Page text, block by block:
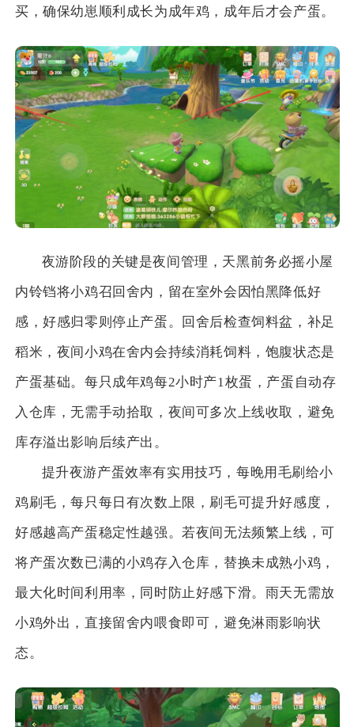
买，确保幼崽顺利成长为成年鸡，成年后才会产蛋。
夜游阶段的关键是夜间管理，天黑前务必摇小屋
内铃铛将小鸡召回舍内，留在室外会因怕黑降低好
感，好感归零则停止产蛋。回舍后检查饲料盆，补足
稻米，夜间小鸡在舍内会持续消耗饲料，饱腹状态是
产蛋基础。每只成年鸡每2小时产1枚蛋，产蛋自动存
入仓库，无需手动拾取，夜间可多次上线收取，避免
库存溢出影响后续产出。
提升夜游产蛋效率有实用技巧，每晚用毛刷给小
鸡刷毛，每只每日有次数上限，刷毛可提升好感度，
好感越高产蛋稳定性越强。若夜间无法频繁上线，可
将产蛋次数已满的小鸡存入仓库，替换未成熟小鸡，
最大化时间利用率，同时防止好感下滑。雨天无需放
小鸡外出，直接留舍内喂食即可，避免淋雨影响状
态。